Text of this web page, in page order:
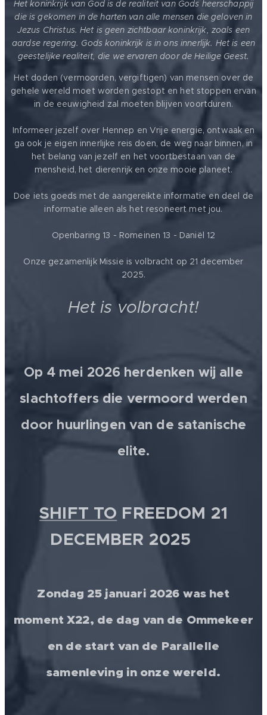
Het koninkrijk van God is de realiteit van Gods heerschappij
die is gekomen in de harten van alle mensen die geloven in
Jezus Christus. Het is geen zichtbaar koninkrijk, zoals een
aardse regering. Gods koninkrijk is in ons innerlijk. Het is een
geestelijke realiteit, die we ervaren door de Heilige Geest.
Het doden (vermoorden, vergiftigen) van mensen over de
gehele wereld moet worden gestopt en het stoppen ervan
in de eeuwigheid zal moeten blijven voortduren.
Informeer jezelf over Hennep en Vrije energie, ontwaak en
ga ook je eigen innerlijke reis doen, de weg naar binnen, in
het belang van jezelf en het voortbestaan van de
mensheid, het dierenrijk en onze mooie planeet.
Doe iets goeds met de aangereikte informatie en deel de
informatie alleen als het resoneert met jou.
Openbaring 13 - Romeinen 13 - Daniël 12
Onze gezamenlijk Missie is volbracht op 21 december
2025.
Het is volbracht!
Op 4 mei 2026 herdenken wij alle
slachtoffers die vermoord werden
door huurlingen van de satanische
elite.
SHIFT TO FREEDOM 21
DECEMBER 2025 💫
Zondag 25 januari 2026 was het
moment X22, de dag van de Ommekeer
en de start van de Parallelle
samenleving in onze wereld.